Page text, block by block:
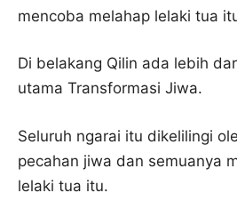
mencoba melahap lelaki tua
Di belakang Qilin ada lebih
utama Transformasi Jiwa.
Seluruh ngarai itu dikelilingi
pecahan jiwa dan semuanya
lelaki tua itu.